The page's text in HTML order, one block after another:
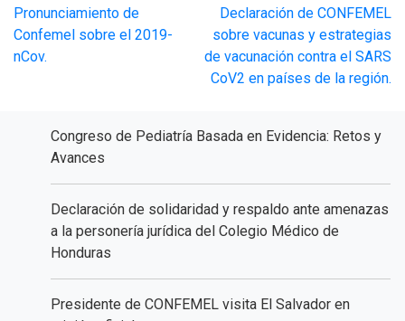
Navegación
de
Pronunciamiento de
Confemel sobre el 2019-
nCov.
Declaración de CONFEMEL
sobre vacunas y estrategias
de vacunación contra el SARS
CoV2 en países de la región.
Congreso de Pediatría Basada en Evidencia: Retos y
Avances
Declaración de solidaridad y respaldo ante amenazas
a la personería jurídica del Colegio Médico de
Honduras
Presidente de CONFEMEL visita El Salvador en